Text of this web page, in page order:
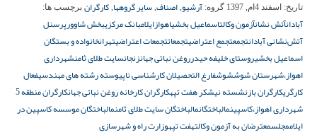
تاریخ: اسفند 4ام, 1397 گروه: آرشیو, اصناف, سایر گروهها, کارگران برچسب ها:
آبادانآتش نشانآزمون وکالتاسماعیل بخشیاهوازایلامبانک مرکزیبخش شاوورپرسنل
آتش‌نشانی آبادانتجمعتجمع اعتراضیتجمعاتتجمعات اعتراضیتهرانخانواده و بستگان
اسماعیل بخشیروستای خلیفه حیدرروغن نباتی جهانزنجانسایت طلای ثامنشهرداری
اهواز،شهرستان شوششوشفارغ التحصیلان کارشناسی ناپیوسته رشته های مهندسیفعال
کارگریکارگران بازنشسته نیشکر هفت تپهکارگران کارخانه روغن نباتی جهان
کارگران منطقه 5
شهرداری اهواز،کاسپینمالباختگانمالباختگان سایت طلای ثامنمالباختگان موسسه کاسپین در
ایلاممجلسمعترضان به آزمون وکالتهفت تپهوزارت راه و شهرسازی